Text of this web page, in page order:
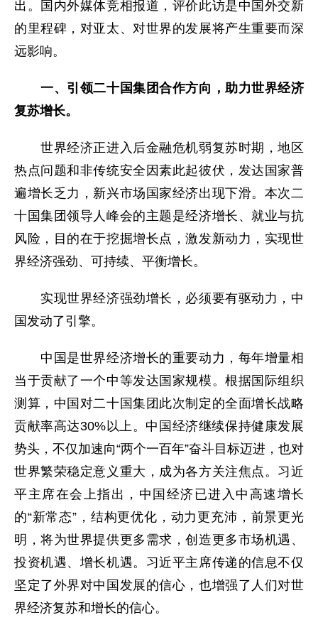
出。国内外媒体竞相报道，评价此访是中国外交新
的里程碑，对亚太、对世界的发展将产生重要而深
远影响。
一、引领二十国集团合作方向，助力世界经济
复苏增长。
世界经济正进入后金融危机弱复苏时期，地区
热点问题和非传统安全因素此起彼伏，发达国家普
遍增长乏力，新兴市场国家经济出现下滑。本次二
十国集团领导人峰会的主题是经济增长、就业与抗
风险，目的在于挖掘增长点，激发新动力，实现世
界经济强劲、可持续、平衡增长。
实现世界经济强劲增长，必须要有驱动力，中
国发动了引擎。
中国是世界经济增长的重要动力，每年增量相
当于贡献了一个中等发达国家规模。根据国际组织
测算，中国对二十国集团此次制定的全面增长战略
贡献率高达30%以上。中国经济继续保持健康发展
势头，不仅加速向“两个一百年”奋斗目标迈进，也对
世界繁荣稳定意义重大，成为各方关注焦点。习近
平主席在会上指出，中国经济已进入中高速增长
的“新常态”，结构更优化，动力更充沛，前景更光
明，将为世界提供更多需求，创造更多市场机遇、
投资机遇、增长机遇。习近平主席传递的信息不仅
坚定了外界对中国发展的信心，也增强了人们对世
界经济复苏和增长的信心。